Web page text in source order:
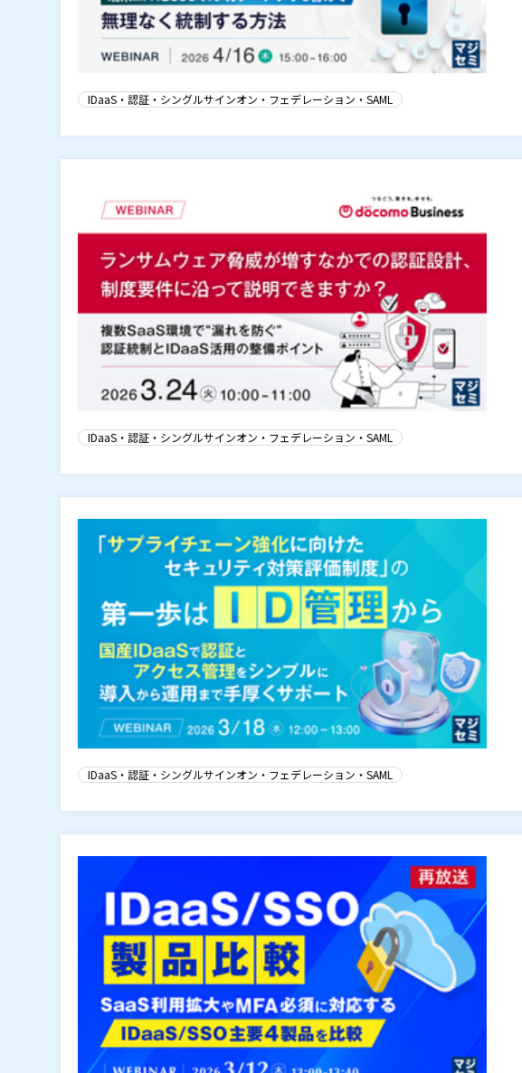
IDaaS・認証・シングルサインオン・フェデレーション・SAML
IDaaS・認証・シングルサインオン・フェデレーション・SAML
IDaaS・認証・シングルサインオン・フェデレーション・SAML